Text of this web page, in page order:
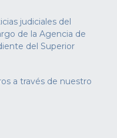
judiciales del
de la Agencia de
del Superior
a través de nuestro